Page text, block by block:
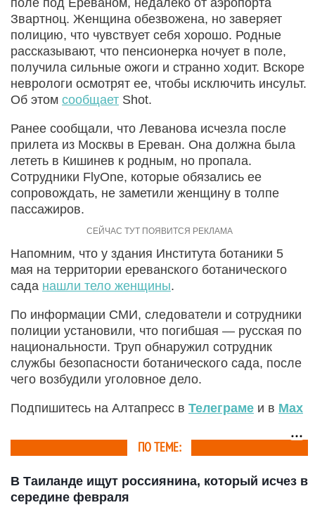
Звартноц. Женщина обезвожена, но заверяет
полицию, что чувствует себя хорошо. Родные
рассказывают, что пенсионерка ночует в поле,
получила сильные ожоги и странно ходит. Вскоре
неврологи осмотрят ее, чтобы исключить инсульт.
Об этом сообщает Shot.
Ранее сообщали, что Леванова исчезла после
прилета из Москвы в Ереван. Она должна была
лететь в Кишинев к родным, но пропала.
Сотрудники FlyOne, которые обязались ее
сопровождать, не заметили женщину в толпе
пассажиров.
Напомним, что у здания Института ботаники 5
мая на территории ереванского ботанического
сада нашли тело женщины.
По информации СМИ, следователи и сотрудники
полиции установили, что погибшая — русская по
национальности. Труп обнаружил сотрудник
службы безопасности ботанического сада, после
чего возбудили уголовное дело.
Подпишитесь на Алтапресс в Телеграме и в Max
ПО ТЕМЕ:
В Таиланде ищут россиянина, который исчез в
середине февраля